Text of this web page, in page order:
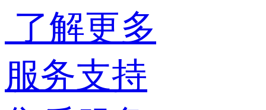
了解更多
服务支持